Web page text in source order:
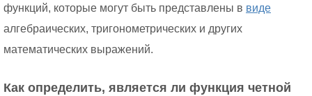
функций, которые могут быть представлены в виде
алгебраических, тригонометрических и других
математических выражений.
Как определить, является ли функция четной